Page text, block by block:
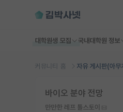
대학원생 모집 국내대학원 정보
커뮤니티 홈 자유 게시판(아무
바이오 분야 전망
만만한 레프 톨스토이